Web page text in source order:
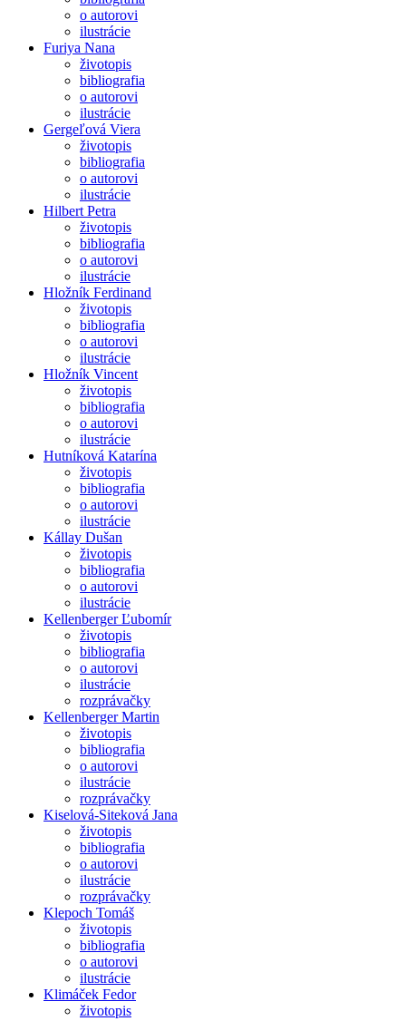
o autorovi
ilustrácie
Furiya Nana
životopis
bibliografia
o autorovi
ilustrácie
Gergeľová Viera
životopis
bibliografia
o autorovi
ilustrácie
Hilbert Petra
životopis
bibliografia
o autorovi
ilustrácie
Hložník Ferdinand
životopis
bibliografia
o autorovi
ilustrácie
Hložník Vincent
životopis
bibliografia
o autorovi
ilustrácie
Hutníková Katarína
životopis
bibliografia
o autorovi
ilustrácie
Kállay Dušan
životopis
bibliografia
o autorovi
ilustrácie
Kellenberger Ľubomír
životopis
bibliografia
o autorovi
ilustrácie
rozprávačky
Kellenberger Martin
životopis
bibliografia
o autorovi
ilustrácie
rozprávačky
Kiselová-Siteková Jana
životopis
bibliografia
o autorovi
ilustrácie
rozprávačky
Klepoch Tomáš
životopis
bibliografia
o autorovi
ilustrácie
Klimáček Fedor
životopis